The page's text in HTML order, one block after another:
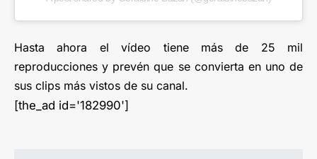
Hasta ahora el vídeo tiene más de 25 mil
reproducciones y prevén que se convierta en uno de
sus clips más vistos de su canal.
[the_ad id='182990']